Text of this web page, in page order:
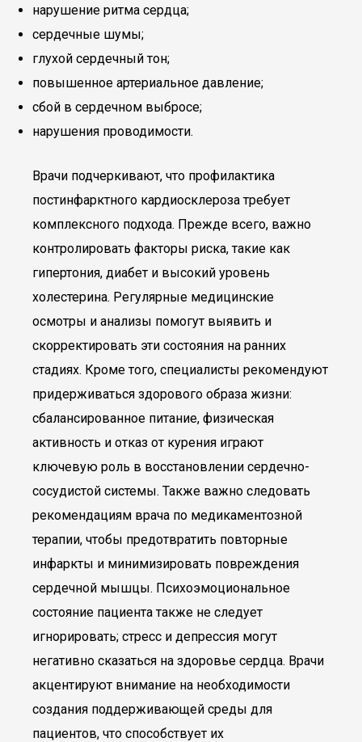
нарушение ритма сердца;
сердечные шумы;
глухой сердечный тон;
повышенное артериальное давление;
сбой в сердечном выбросе;
нарушения проводимости.
Врачи подчеркивают, что профилактика
постинфарктного кардиосклероза требует
комплексного подхода. Прежде всего, важно
контролировать факторы риска, такие как
гипертония, диабет и высокий уровень
холестерина. Регулярные медицинские
осмотры и анализы помогут выявить и
скорректировать эти состояния на ранних
стадиях. Кроме того, специалисты рекомендуют
придерживаться здорового образа жизни:
сбалансированное питание, физическая
активность и отказ от курения играют
ключевую роль в восстановлении сердечно-
сосудистой системы. Также важно следовать
рекомендациям врача по медикаментозной
терапии, чтобы предотвратить повторные
инфаркты и минимизировать повреждения
сердечной мышцы. Психоэмоциональное
состояние пациента также не следует
игнорировать; стресс и депрессия могут
негативно сказаться на здоровье сердца. Врачи
акцентируют внимание на необходимости
создания поддерживающей среды для
пациентов, что способствует их